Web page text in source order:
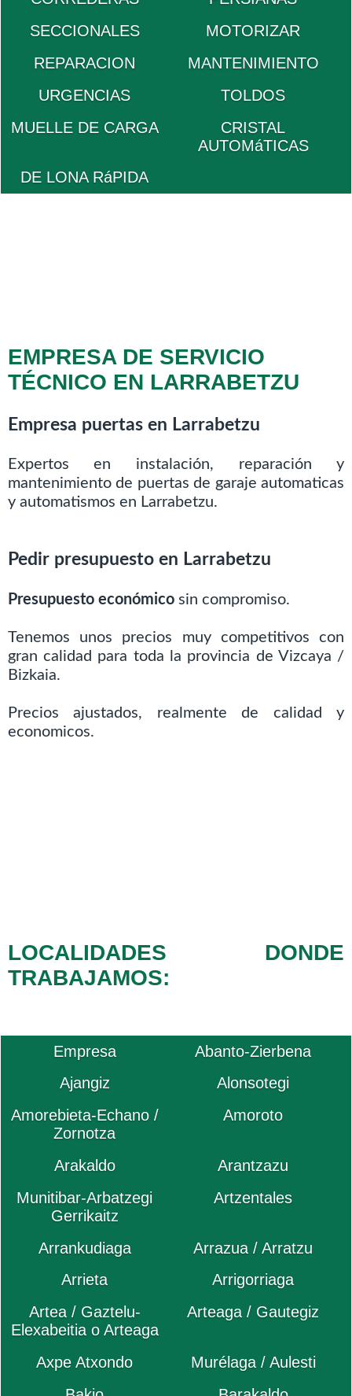
SECCIONALES
MOTORIZAR
REPARACION
MANTENIMIENTO
URGENCIAS
TOLDOS
MUELLE DE CARGA
CRISTAL
AUTOMáTICAS
DE LONA RáPIDA
EMPRESA DE SERVICIO
TÉCNICO EN LARRABETZU
Empresa puertas en Larrabetzu
Expertos en instalación, reparación y
mantenimiento de puertas de garaje automaticas
y automatismos en Larrabetzu.
Pedir presupuesto en Larrabetzu
Presupuesto económicosin compromiso.
Tenemos unos precios muy competitivos con
gran calidad para toda la provincia de Vizcaya /
Bizkaia.
Precios ajustados, realmente de calidad y
economicos.
LOCALIDADES DONDE
TRABAJAMOS:
Empresa
Abanto-Zierbena
Ajangiz
Alonsotegi
Amorebieta-Echano /
Zornotza
Amoroto
Arakaldo
Arantzazu
Munitibar-Arbatzegi
Gerrikaitz
Artzentales
Arrankudiaga
Arrazua / Arratzu
Arrieta
Arrigorriaga
Artea / Gaztelu-
Elexabeitia o Arteaga
Arteaga / Gautegiz
Axpe Atxondo
Murélaga / Aulesti